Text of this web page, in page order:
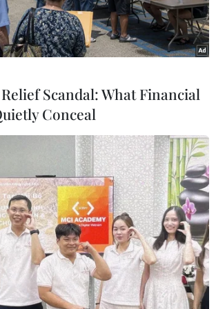
Đại học Y dược Thành phố Hồ Chí Minh
bé gái 13 tuổi. (Ảnh: TTXVN phát)
tin từ Bệnh viện Đại học Y dược
Chí Minh cho biết vừa thực hiện
ghép tim thứ 12 từ nguồn tạng
Scandal: What Financial
Conceal